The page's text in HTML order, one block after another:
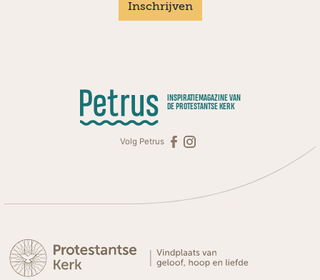
Inschrijven
INSPIRATIEMAGAZINE VAN
DE PROTESTANTSE KERK
Volg Petrus